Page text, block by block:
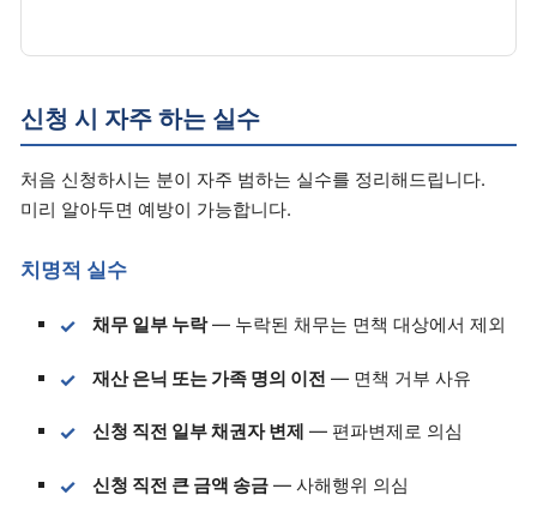
신청 시 자주 하는 실수
처음 신청하시는 분이 자주 범하는 실수를 정리해드립니다.
미리 알아두면 예방이 가능합니다.
치명적 실수
채무 일부 누락— 누락된 채무는 면책 대상에서 제외
재산 은닉 또는 가족 명의 이전 — 면책 거부 사유
신청 직전 일부 채권자 변제 — 편파변제로 의심
신청 직전 큰 금액 송금 — 사해행위 의심